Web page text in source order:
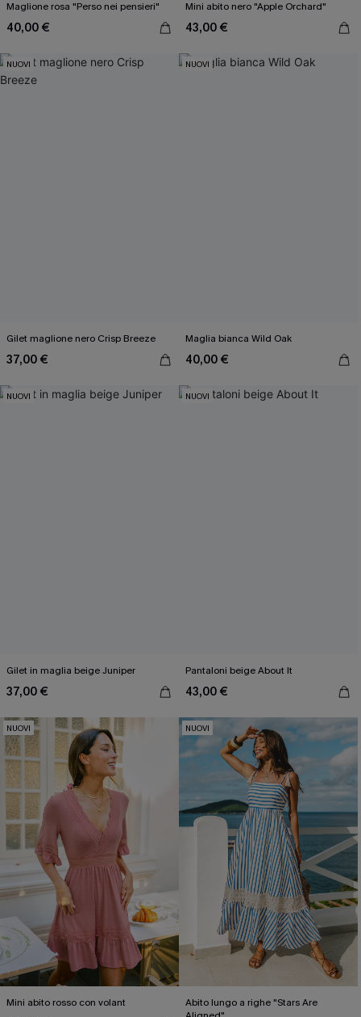
Maglione rosa "Perso nei pensieri"
40,00 €
Mini abito nero "Apple Orchard"
43,00 €
NUOVI
Gilet maglione nero Crisp Breeze
37,00 €
NUOVI
Maglia bianca Wild Oak
40,00 €
NUOVI
Gilet in maglia beige Juniper
37,00 €
NUOVI
Pantaloni beige About It
43,00 €
NUOVI
Mini abito rosso con volant
NUOVI
Abito lungo a righe "Stars Are